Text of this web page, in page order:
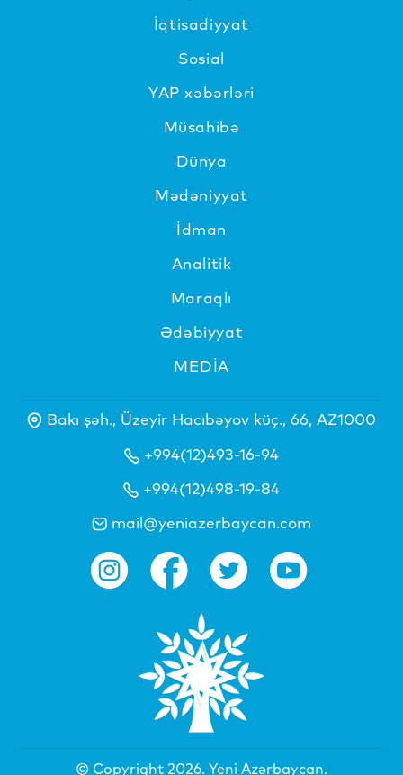
İqtisadiyyat
Sosial
YAP xəbərləri
Müsahibə
Dünya
Mədəniyyat
İdman
Analitik
Maraqlı
Ədəbiyyat
MEDİA
Bakı şəh., Üzeyir Hacıbəyov küç., 66, AZ1000
+994(12)493-16-94
+994(12)498-19-84
mail@yeniazerbaycan.com
© Copyright 2026. Yeni Azərbaycan.